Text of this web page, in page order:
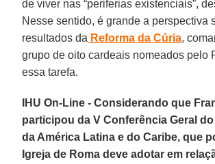
de viver nas “periferias existenciais”,
Nesse sentido, é grande a perspectiva
resultados da Reforma da Cúria,
grupo de oito cardeais nomeados pelo
essa tarefa.
IHU On-Line - Considerando que
participou da V Conferência Geral
da América Latina e do Caribe, que
Igreja de Roma deve adotar em